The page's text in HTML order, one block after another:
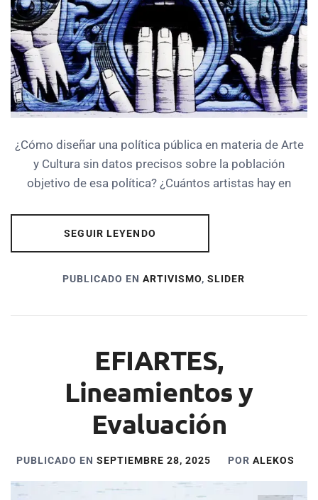
¿Cómo diseñar una política pública en materia de Arte
y Cultura sin datos precisos sobre la población
objetivo de esa política? ¿Cuántos artistas hay en
SEGUIR LEYENDO
PUBLICADO EN ARTIVISMO, SLIDER
EFIARTES,
Lineamientos y
Evaluación
PUBLICADO EN SEPTIEMBRE 28, 2025 POR ALEKOS